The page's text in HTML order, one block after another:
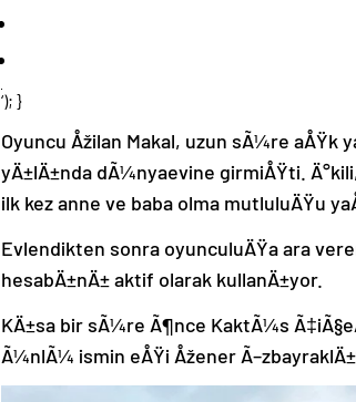
‘); }
Oyuncu Åžilan Makal, uzun sÃ¼re aÅŸk
yÄ±lÄ±nda dÃ¼nyaevine girmiÅŸti.
ilk kez anne ve baba olma mutluluÄŸu
Evlendikten sonra oyunculuÄŸa ara
hesabÄ±nÄ± aktif olarak kullanÄ±yor.
KÄ±sa bir sÃ¼re Ã¶nce KaktÃ¼s
Ã¼nlÃ¼ ismin eÅŸi Åžener